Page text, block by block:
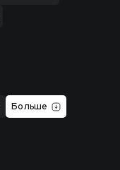
Больше